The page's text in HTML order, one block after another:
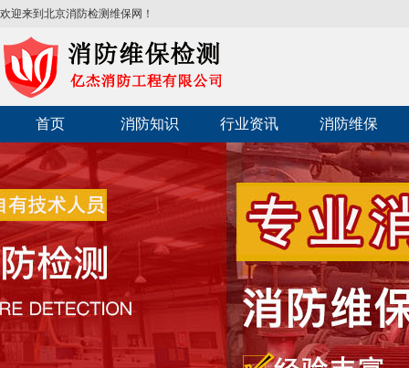
欢迎来到北京消防检测维保网！
首页 消防知识 行业资讯 消防维保